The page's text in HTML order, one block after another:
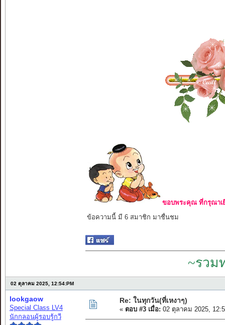
ขอบพระคุณ ที่กรุณาเ
ข้อความนี้ มี 6 สมาชิก มาชื่นชม
~รวม
02 ตุลาคม 2025, 12:54:PM
lookgaow
Special Class LV4
นักกลอนผู้รอบรู้กวี
Re: ในทุกวัน(ที่เหงาๆ)
« ตอบ #3 เมื่อ: 02 ตุลาคม 2025,